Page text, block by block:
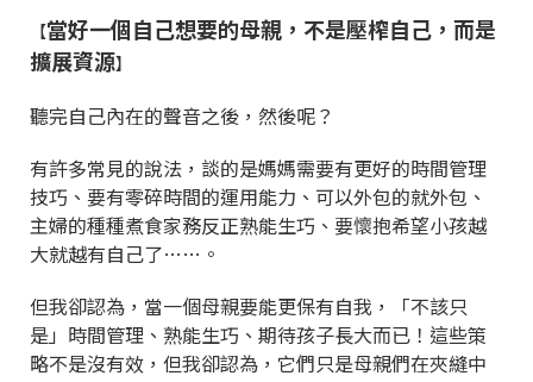
【當好一個自己想要的母親，不是壓榨自己，而是
擴展資源】
聽完自己內在的聲音之後，然後呢？
有許多常見的說法，談的是媽媽需要有更好的時間管理
技巧、要有零碎時間的運用能力、可以外包的就外包、
主婦的種種煮食家務反正熟能生巧、要懷抱希望小孩越
大就越有自己了……。
但我卻認為，當一個母親要能更保有自我，「不該只
是」時間管理、熟能生巧、期待孩子長大而已！這些策
略不是沒有效，但我卻認為，它們只是母親們在夾縫中